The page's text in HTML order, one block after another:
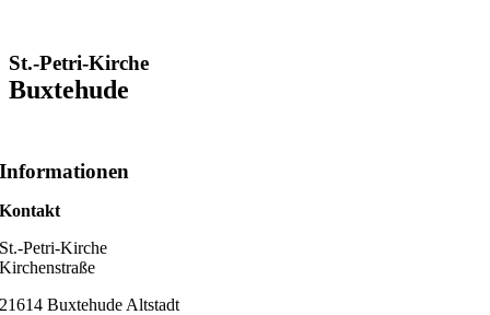
St.-Petri-Kirche
Buxtehude
Informationen
Kontakt
St.-Petri-Kirche
Kirchenstraße
21614 Buxtehude Altstadt